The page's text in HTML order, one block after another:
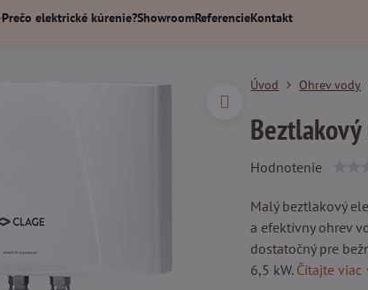
Prečo elektrické kúrenie?ShowroomReferencieKontakt
Úvod Ohrev vody
Beztlakový
Hodnotenie
Malý beztlakový
a efektívny ohrev
dostatočný pre
6,5 kW. Čítajte viac